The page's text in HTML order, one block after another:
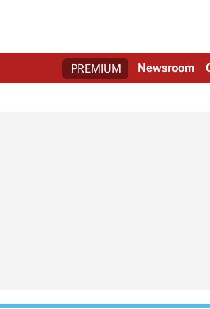
PREMIUM Newsroom